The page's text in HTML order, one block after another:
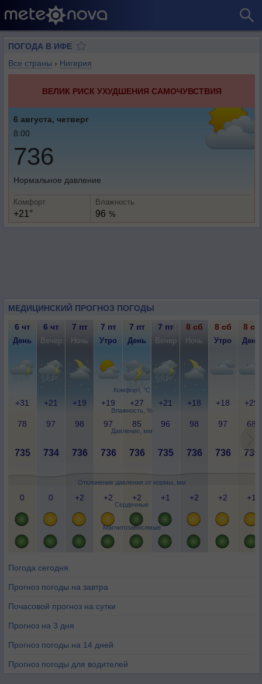
ПОГОДА В ИФЕ
Все страны › Нигерия
ВЕЛИК РИСК УХУДШЕНИЯ САМОЧУВСТВИЯ
6 августа, четверг
8:00
736
Нормальное давление
Комфорт
+21°
Влажность
96 %
МЕДИЦИНСКИЙ ПРОГНОЗ ПОГОДЫ
Комфорт, °C
Влажность, %
Давление, мм
Отклонение давления от нормы, мм
Сердечные
Магнитозависимые
6 чт 6 чт 7 пт 7 пт 7 пт 7 пт 8 сб 8 сб 8 сб
День Вечер Ночь Утро День Вечер Ночь Утро День
+31 +21 +19 +19 +27 +21 +18 +18 +29
78 97 98 97 85 96 98 97 68
735 734 736 736 736 735 736 736 736
0 0 +2 +2 +2 +1 +2 +2 +1
Погода сегодня
Прогноз погоды на завтра
Почасовой прогноз на сутки
Прогноз на 3 дня
Прогноз погоды на 14 дней
Прогноз погоды для водителей